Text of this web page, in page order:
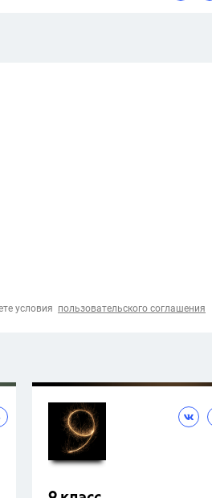
условия пользовательского соглашения